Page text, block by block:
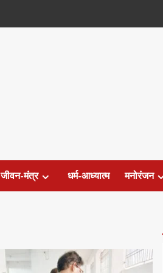
जीवन-मंत्र धर्म-आध्यात्म मनोरंजन